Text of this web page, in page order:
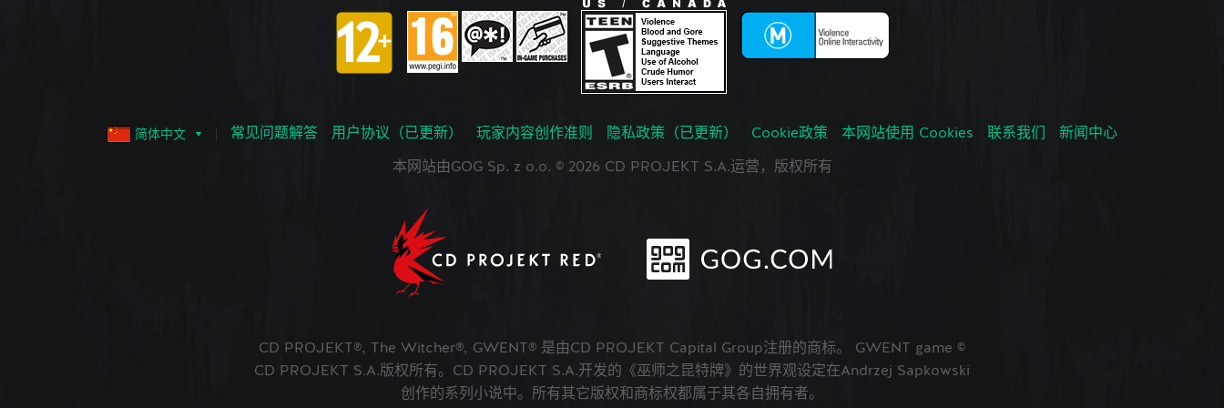
简体中文 常见问题解答 用户协议（已更新） 玩家内容创作准则 隐私政策（已更新） Cookie政策 本网站使用 Cookies 联系我们 新闻中心
本网站由GOG Sp. z o.o. © 2026 CD PROJEKT S.A.运营，版权所有
CD PROJEKT®, The Witcher®, GWENT® 是由CD PROJEKT Capital Group注册的商标。 GWENT game ©
CD PROJEKT S.A.版权所有。CD PROJEKT S.A.开发的《巫师之昆特牌》的世界观设定在Andrzej Sapkowski
创作的系列小说中。所有其它版权和商标权都属于其各自拥有者。